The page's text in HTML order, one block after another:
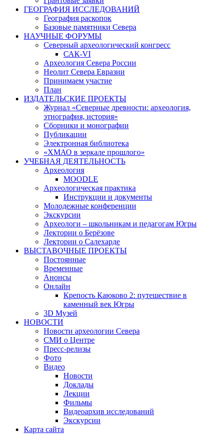
ГЕОГРАФИЯ ИССЛЕДОВАНИЙ
География раскопок
Базовые памятники Севера
НАУЧНЫЕ ФОРУМЫ
Северный археологический конгресс
САК-VI
Археология Севера России
Неолит Севера Евразии
Принимаем участие
План
ИЗДАТЕЛЬСКИЕ ПРОЕКТЫ
Журнал «Северные древности: археология,
этнография, история»
Сборники и монографии
Публикации
Электронная библиотека
«ХМАО в зеркале прошлого»
УЧЕБНАЯ ДЕЯТЕЛЬНОСТЬ
Археология
MOODLE
Археологическая практика
Инструкции и документы
Молодежные конференции
Экскурсии
Археологи – школьникам и педагогам Югры
Лектории о Берёзове
Лектории о Салехарде
ВЫСТАВОЧНЫЕ ПРОЕКТЫ
Постоянные
Временные
Анонсы
Онлайн
Крепость Каюково 2: путешествие в
каменный век Югры
3D Музей
НОВОСТИ
Новости археологии Севера
СМИ о Центре
Пресс-релизы
Фото
Видео
Новости
Доклады
Лекции
Фильмы
Видеоархив исследований
Экскурсии
Карта сайта